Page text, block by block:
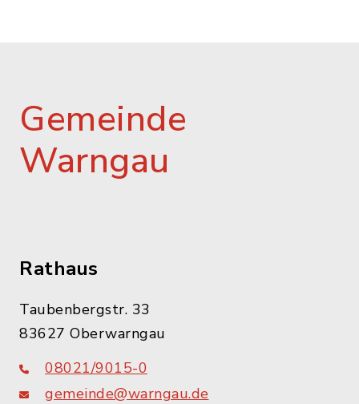
Gemeinde
Warngau
Rathaus
Taubenbergstr. 33
83627 Oberwarngau
08021/9015-0
gemeinde@warngau.de